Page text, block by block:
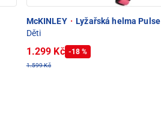
McKINLEY · Lyžařská helma Pulse
Děti
1.299 Kč -18 %
1.599 Kč